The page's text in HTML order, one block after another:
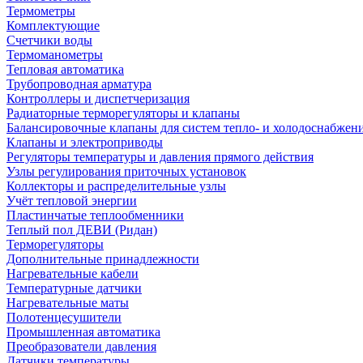
Термометры
Комплектующие
Счетчики воды
Термоманометры
Тепловая автоматика
Трубопроводная арматура
Контроллеры и диспетчеризация
Радиаторные терморегуляторы и клапаны
Балансировочные клапаны для систем тепло- и
Клапаны и электроприводы
Регуляторы температуры и давления прямого действия
Узлы регулирования приточных установок
Коллекторы и распределительные узлы
Учёт тепловой энергии
Пластинчатые теплообменники
Теплый пол ДЕВИ (Ридан)
Терморегуляторы
Дополнительные принадлежности
Нагревательные кабели
Температурные датчики
Нагревательные маты
Полотенцесушители
Промышленная автоматика
Преобразователи давления